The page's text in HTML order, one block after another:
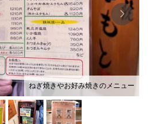
ねぎ焼きやお好み焼きのメニュー